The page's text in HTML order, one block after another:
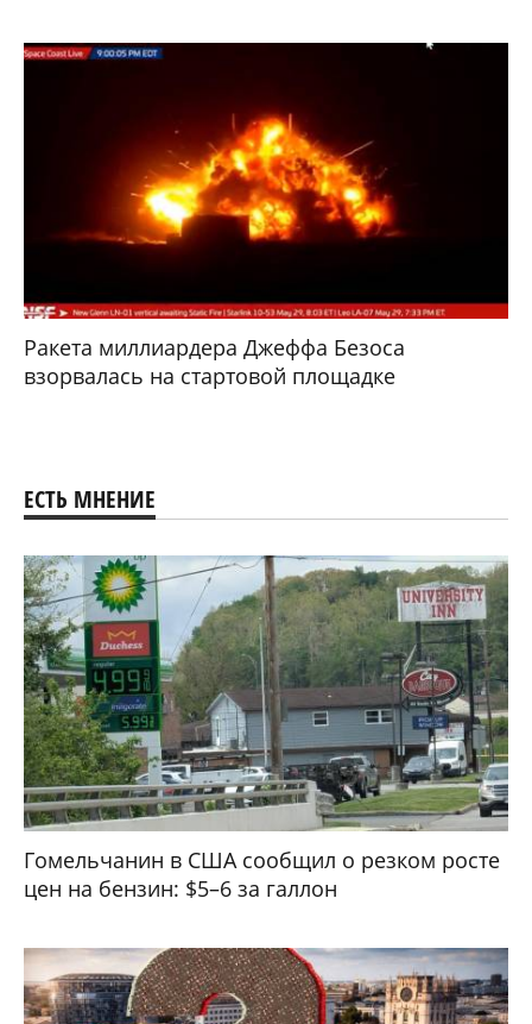
Ракета миллиардера Джеффа Безоса
взорвалась на стартовой площадке
ЕСТЬ МНЕНИЕ
Гомельчанин в США сообщил о резком росте
цен на бензин: $5–6 за галлон